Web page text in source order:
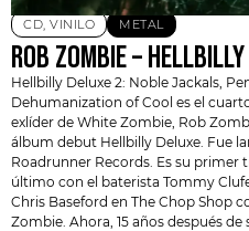
CD, VINILO METAL
ROB ZOMBIE –
Hellbilly Deluxe 2: Noble Jackals,
Dehumanization of Cool es el
exlíder de White Zombie Rob
álbum debut Hellbilly Deluxe. Fue
Roadrunner Records. Es su primer
último con el baterista Tommy
Chris Baseford en The Chop Shop
Zombie. Ahora, 15 años después